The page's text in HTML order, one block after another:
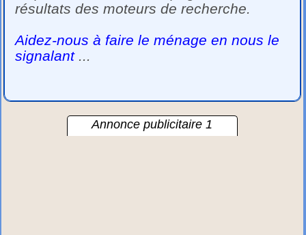
résultats des moteurs de recherche.
Aidez-nous à faire le ménage en nous le
signalant...
Annonce publicitaire 1